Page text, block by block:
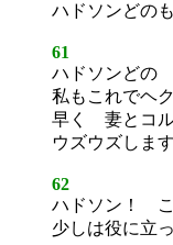
ハドソンどの
61
ハドソンどの
私もこれでヘ
早く 妻とコ
ウズウズしま
62
ハドソン！
少しは役に立